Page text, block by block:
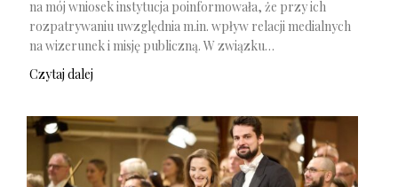
na mój wniosek instytucja poinformowała, że przy ich
rozpatrywaniu uwzględnia m.in. wpływ relacji medialnych
na wizerunek i misję publiczną. W związku…
Czytaj dalej